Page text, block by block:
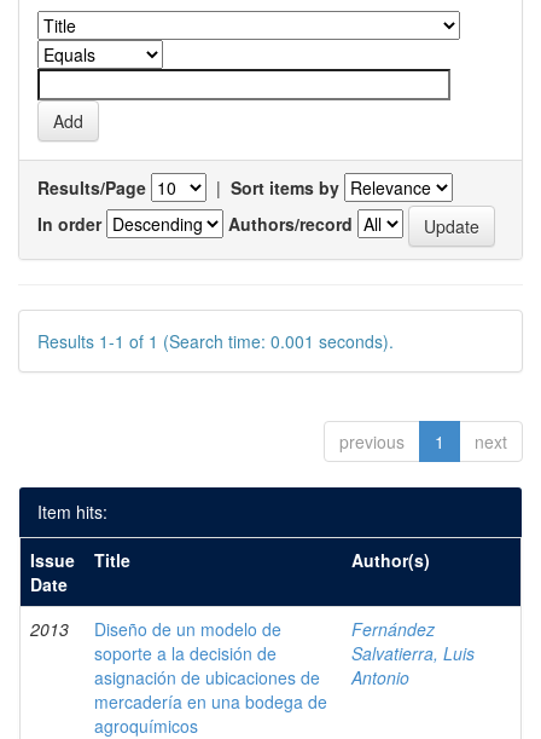
Results/Page | Sort items by
In order
Authors/record
Results 1-1 of 1 (Search time: 0.001 seconds).
previous 1 next
Item hits:
Issue
Date
Title Author(s)
2013
Diseño de un modelo de
soporte a la decisión de
asignación de ubicaciones de
mercadería en una bodega de
agroquímicos
Fernández
Salvatierra, Luis
Antonio